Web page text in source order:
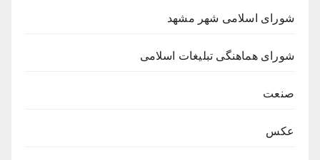
شورای اسلامی شهر مشهد
شورای هماهنگی تبلیغات اسلامی
صنعت
عکس